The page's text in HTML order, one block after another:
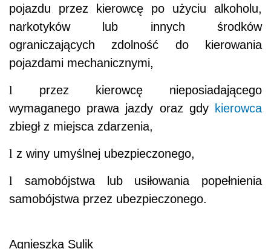
pojazdu przez kierowcę po użyciu alkoholu,
narkotyków lub innych środków
ograniczających zdolność do kierowania
pojazdami mechanicznymi,
l przez kierowcę nieposiadającego
wymaganego prawa jazdy oraz gdy kierowca
zbiegł z miejsca zdarzenia,
l z winy umyślnej ubezpieczonego,
l samobójstwa lub usiłowania popełnienia
samobójstwa przez ubezpieczonego.
Agnieszka Sulik